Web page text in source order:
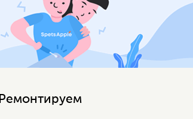
Ремонтируем